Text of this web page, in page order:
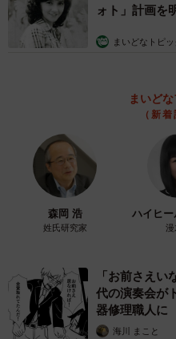
人手不足解消と生涯現役社
の措置の年齢引き上げが要
2025年12月に発表された「
ると、すでに70歳までの就
34.8％と3割を超え、この数
みです。
何歳でリタイアすることな
ますます選択肢が拡がり、
【参考】
▽厚生労働省｜令和７年「高
ォト」計画を
まいどなトピッ
まいど
（新
森岡 浩
姓氏研究家
ハイヒ
漫
「お前さえ
代の演奏会が
器修理職人に
思わぬ申し出
海川 まこと